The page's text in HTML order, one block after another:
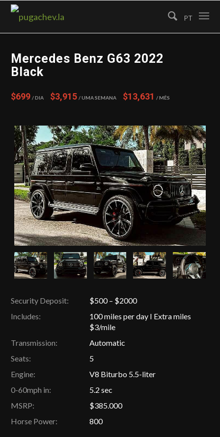
Mercedes Benz G63 2022
Black
$699 / Dia $3,915 / Uma semana $13,631 / Mês
Security Deposit:
$500 – $2000
Includes:
100 miles per day I Extra miles
$3/mile
Transmission:
Automatic
Seats:
5
Engine:
V8 Biturbo 5.5-liter
0-60mph in:
5.2 sec
MSRP:
$385.000
Horse Power:
800
PT